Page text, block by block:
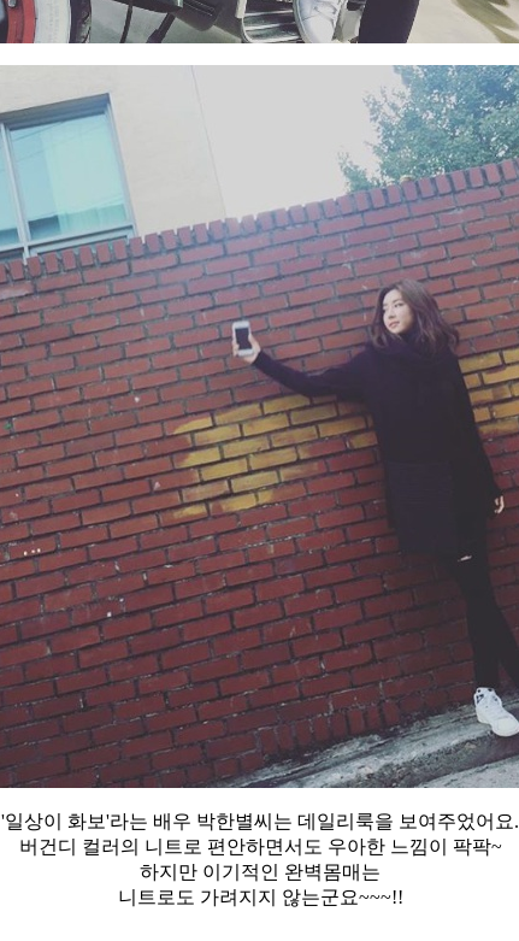
'일상이 화보'라는 배우 박한별씨는 데일리룩을 보여주었어요.
버건디 컬러의 니트로 편안하면서도 우아한 느낌이 팍팍~
하지만 이기적인 완벽몸매는
니트로도 가려지지 않는군요~~~!!